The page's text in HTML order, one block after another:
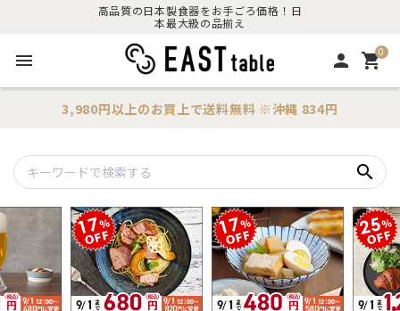
高品質の日本製食器をお手ごろ価格！日
本最大級の品揃え
menu person 0
shopping_cart
3,980円以上のお買上で送料無料 ※沖縄 834円
search